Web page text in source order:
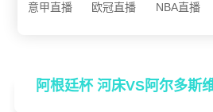
意甲直播
欧冠直播 NBA直播
阿根廷杯 河床VS阿尔多斯